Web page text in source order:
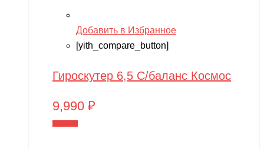
Добавить в Избранное
[yith_compare_button]
Гироскутер 6,5 С/баланс Космос
9,990 ₽